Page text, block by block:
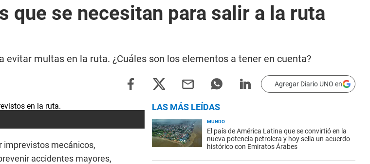
que se necesitan para salir a la ruta
multas en la ruta. ¿Cuáles son los elementos a tener en cuenta?
Agregar Diario UNO en
imprevistos mecánicos,
accidentes mayores,
LAS MÁS LEÍDAS
MUNDO
El país de América Latina que se convirtió en la
nueva potencia petrolera y hoy sella un acuerdo
histórico con Emiratos Árabes